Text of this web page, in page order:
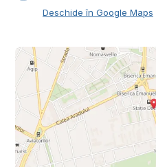
Deschide în Google Maps